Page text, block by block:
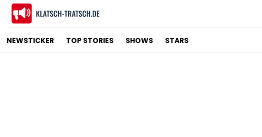
NEWSTICKER TOP STORIES SHOWS STARS